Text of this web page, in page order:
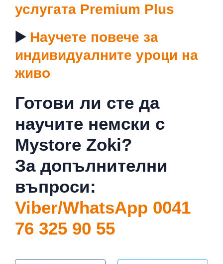
услугата Premium Plus
▶️ Научете повече за
индивидуалните уроци на
живо
Готови ли сте да
научите немски с
Mystore Zoki?
За допълнителни
въпроси:
Viber/WhatsApp 0041
76 325 90 55